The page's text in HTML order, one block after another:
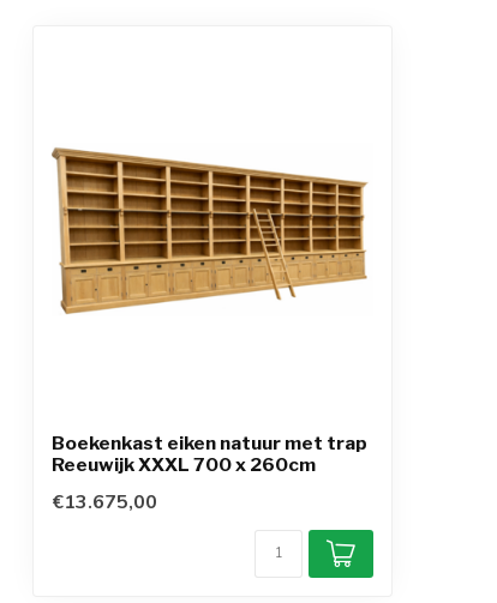
Boekenkast eiken natuur met trap
Reeuwijk XXXL 700 x 260cm
€13.675,00